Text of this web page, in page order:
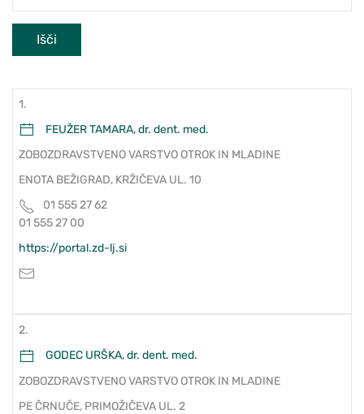
Išči
1.
FEUŽER TAMARA, dr. dent. med.
ZOBOZDRAVSTVENO VARSTVO OTROK IN MLADINE
ENOTA BEŽIGRAD, KRŽIČEVA UL. 10
01 555 27 62
01 555 27 00
https://portal.zd-lj.si
2.
GODEC URŠKA, dr. dent. med.
ZOBOZDRAVSTVENO VARSTVO OTROK IN MLADINE
PE ČRNUČE, PRIMOŽIČEVA UL. 2